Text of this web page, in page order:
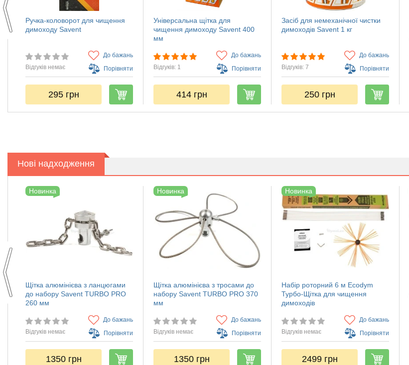
Засіб для немеханічної чистки
димоходів Savent 1 кг
Відгуків: 7
До бажань
Порівняти
250 грн
Універсальна щітка для
чищення димоходу Savent 400
мм
Відгуків: 1
До бажань
Порівняти
414 грн
Ручка-коловорот для чищення
димоходу Savent
Відгуків немає
До бажань
Порівняти
295 грн
Нові надходження
Новинка
Набір роторний 6 м Ecodym
Турбо-Щітка для чищення
димоходів
Відгуків немає
До бажань
Порівняти
2499 грн
Новинка
Щітка алюмінієва з тросами до
набору Savent TURBO PRO 370
мм
Відгуків немає
До бажань
Порівняти
1350 грн
Новинка
Щітка алюмінієва з ланцюгами
до набору Savent TURBO PRO
260 мм
Відгуків немає
До бажань
Порівняти
1350 грн